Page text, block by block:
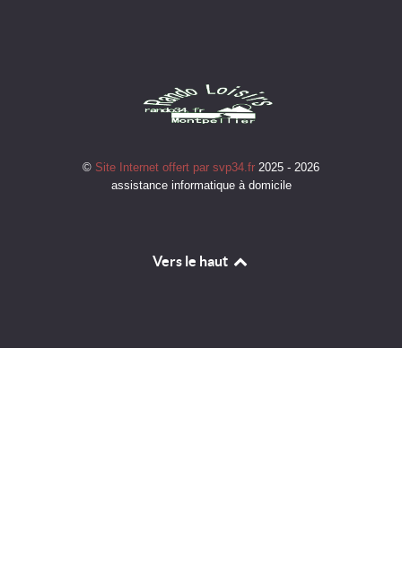
© Site Internet offert par svp34.fr 2025 - 2026
assistance informatique à domicile
Vers le haut